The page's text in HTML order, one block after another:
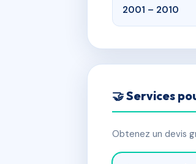
2001 – 2010
🤝 Services
Obtenez un devis